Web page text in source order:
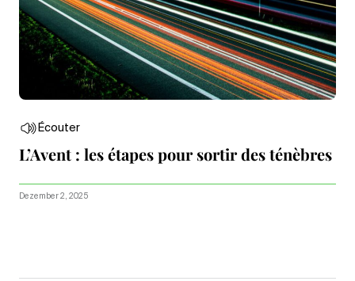
Écouter
L’Avent : les étapes pour sortir des ténèbres
Dezember 2, 2025